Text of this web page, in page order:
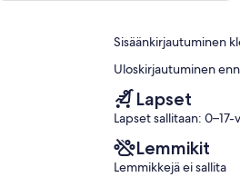
Sisäänkirjautuminen
Uloskirjautuminen
Lapset
Lapset sallitaan:
Lemmikit
Lemmikkejä ei sallita